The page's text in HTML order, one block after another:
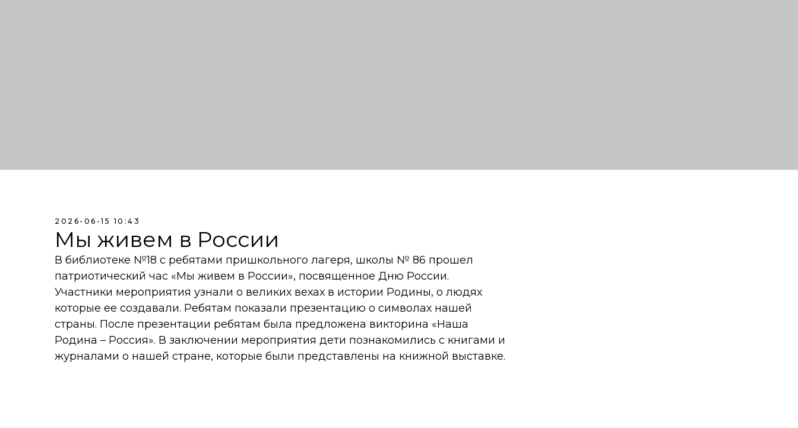
2026-06-15 10:43
Мы живем в России
В библиотеке №18 с ребятами пришкольного лагеря, школы № 86 прошел
патриотический час «Мы живем в России», посвященное Дню России.
Участники мероприятия узнали о великих вехах в истории Родины, о людях
которые ее создавали. Ребятам показали презентацию о символах нашей
страны. После презентации ребятам была предложена викторина «Наша
Родина – Россия». В заключении мероприятия дети познакомились с книгами и
журналами о нашей стране, которые были представлены на книжной выставке.